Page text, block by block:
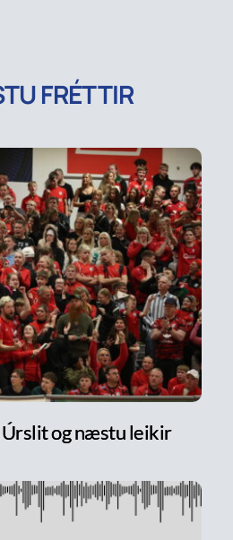
FRÉTTIR
og næstu leikir